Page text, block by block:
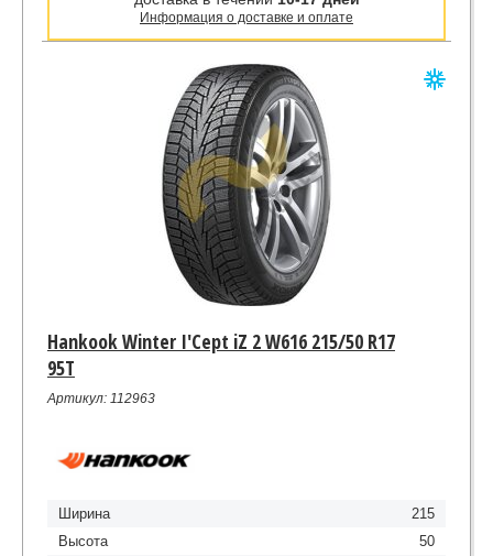
Информация о доставке и оплате
Hankook Winter I'Cept iZ 2 W616 215/50 R17
95T
Артикул: 112963
Ширина
215
Высота
50